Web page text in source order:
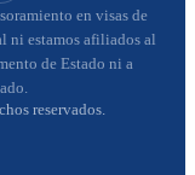
en visas de
ni estamos afiliados al
de Estado ni a
reservados.